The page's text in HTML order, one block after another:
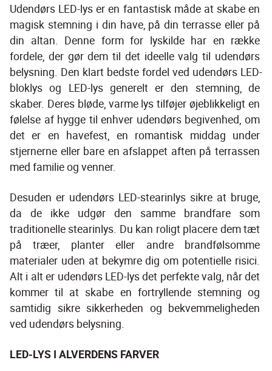
Udendørs LED-lys er en fantastisk måde at skabe en
magisk stemning i din have, på din terrasse eller på
din altan. Denne form for lyskilde har en række
fordele, der gør dem til det ideelle valg til udendørs
belysning. Den klart bedste fordel ved udendørs LED-
bloklys og LED-lys generelt er den stemning, de
skaber. Deres bløde, varme lys tilføjer øjeblikkeligt en
følelse af hygge til enhver udendørs begivenhed, om
det er en havefest, en romantisk middag under
stjernerne eller bare en afslappet aften på terrassen
med familie og venner.
Desuden er udendørs LED-stearinlys sikre at bruge,
da de ikke udgør den samme brandfare som
traditionelle stearinlys. Du kan roligt placere dem tæt
på træer, planter eller andre brandfølsomme
materialer uden at bekymre dig om potentielle risici.
Alt i alt er udendørs LED-lys det perfekte valg, når det
kommer til at skabe en fortryllende stemning og
samtidig sikre sikkerheden og bekvemmeligheden
ved udendørs belysning.
LED-LYS I ALVERDENS FARVER